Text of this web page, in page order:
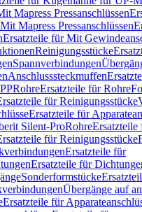
Mapress Pressanschlüssen
Mit Mapress Pressanschlüssen
Ersatzteile für Mit
Reinigungsstücke
Spannverbindungen
Anschlusssteckmuffen
RohreErsatzteile für Rohre
für Reinigungsstücke
Ersatzteile für
Silent-ProRohreErsatzteile
für Reinigungsstücke
Ersatzteile für
Ersatzteile für
Sonderformstücke
Übergänge auf
Ersatzteile für